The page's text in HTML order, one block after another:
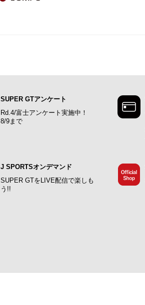
SUPER GTアンケート
Rd.4/富士アンケート実施中！
8/9まで
J SPORTSオンデマンド
SUPER GTをLIVE配信で楽しも
う!!